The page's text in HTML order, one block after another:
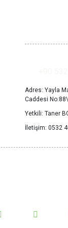
Adres: Yayla
Caddesi
Yetkili: Taner
İletişim: 0532